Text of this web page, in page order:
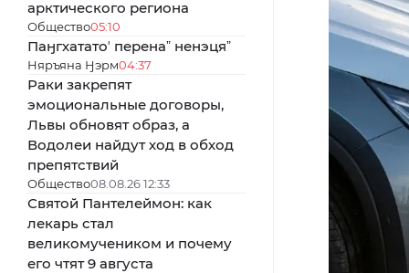
арктического региона
Общество05:10
Паӈгхататоʼ перенаˮ ненэцяˮ
Няръяна Ӈэрм04:37
Раки закрепят
эмоциональные договоры,
Львы обновят образ, а
Водолеи найдут ход в обход
препятствий
Общество08.08.26 12:33
Святой Пантелеймон: как
лекарь стал
великомучеником и почему
его чтят 9 августа